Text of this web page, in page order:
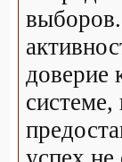
доверие
системе,